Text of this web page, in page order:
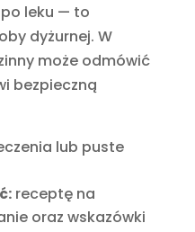
leku — to
dyżurnej. W
może odmówić
bezpieczną
lub puste
receptę na
oraz wskazówki